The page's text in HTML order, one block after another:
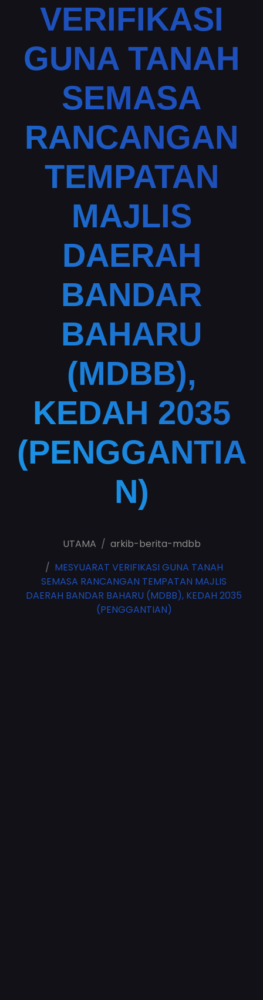
VERIFIKASI
GUNA TANAH
SEMASA
RANCANGAN
TEMPATAN
MAJLIS
DAERAH
BANDAR
BAHARU
(MDBB),
KEDAH 2035
(PENGGANTIA
N)
UTAMA
arkib-berita-mdbb
MESYUARAT VERIFIKASI GUNA TANAH
SEMASA RANCANGAN TEMPATAN MAJLIS
DAERAH BANDAR BAHARU (MDBB), KEDAH 2035
(PENGGANTIAN)